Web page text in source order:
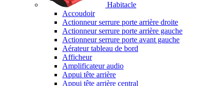
Habitacle
Accoudoir
Actionneur serrure porte arrière droite
Actionneur serrure porte arrière gauche
Actionneur serrure porte avant gauche
Aérateur tableau de bord
Afficheur
Amplificateur audio
Appui tête arrière
Appui tête arrière central